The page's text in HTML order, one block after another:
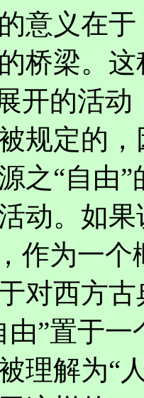
意义在
桥梁。这
开的活
规定的
之“自由
动。如
作为一
对西方
由”置于
理解为“